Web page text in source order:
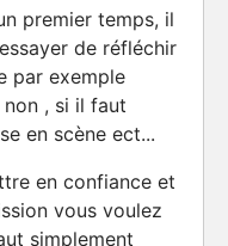
premier temps, il
de réfléchir
par exemple
, si il faut
en scène ect...
en confiance et
vous voulez
simplement